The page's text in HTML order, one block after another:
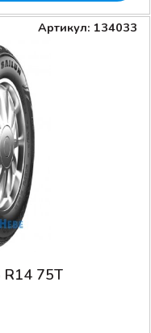
Артикул: 134033
R14 75T